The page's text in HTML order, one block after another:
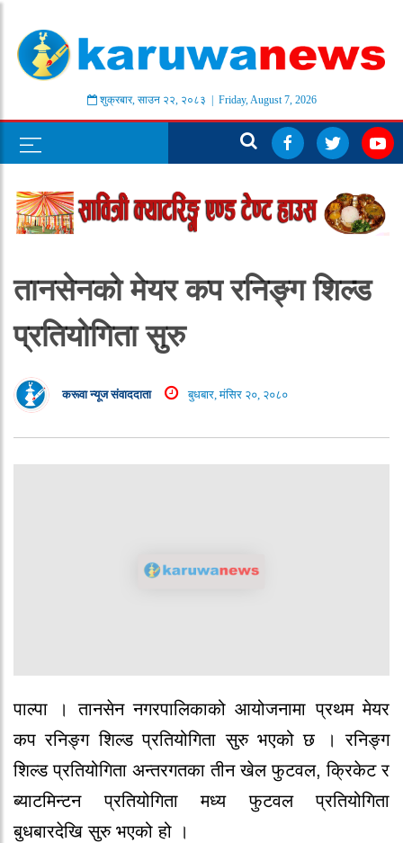
शुक्रबार, साउन २२, २०८३ | Friday, August 7, 2026
तानसेनको मेयर कप रनिङ्ग शिल्ड
प्रतियोगिता सुरु
करूवा न्यूज संवाददाता बुधबार, मंसिर २०, २०८०
पाल्पा । तानसेन नगरपालिकाको आयोजनामा प्रथम मेयर
कप रनिङ्ग शिल्ड प्रतियोगिता सुरु भएको छ । रनिङ्ग
शिल्ड प्रतियोगिता अन्तरगतका तीन खेल फुटवल, क्रिकेट र
ब्याटमिन्टन प्रतियोगिता मध्य फुटवल प्रतियोगिता
बुधबारदेखि सुरु भएको हो ।